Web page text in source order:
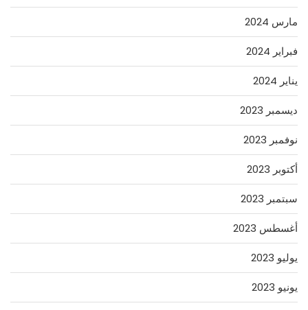
مارس 2024
فبراير 2024
يناير 2024
ديسمبر 2023
نوفمبر 2023
أكتوبر 2023
سبتمبر 2023
أغسطس 2023
يوليو 2023
يونيو 2023